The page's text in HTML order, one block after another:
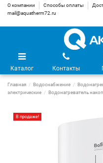
О компании Способы оплаты
mail@aquatherm72.ru
Каталог Контакты
Главная Водоснабжение
электрические
Водонагреватель
В продаже!